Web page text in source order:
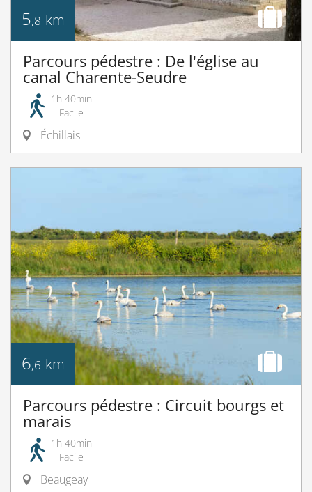
5,8 km
Parcours pédestre : De l'église au
canal Charente-Seudre
1h 40min
Facile
Échillais
6,6 km
Parcours pédestre : Circuit bourgs et
marais
1h 40min
Facile
Beaugeay